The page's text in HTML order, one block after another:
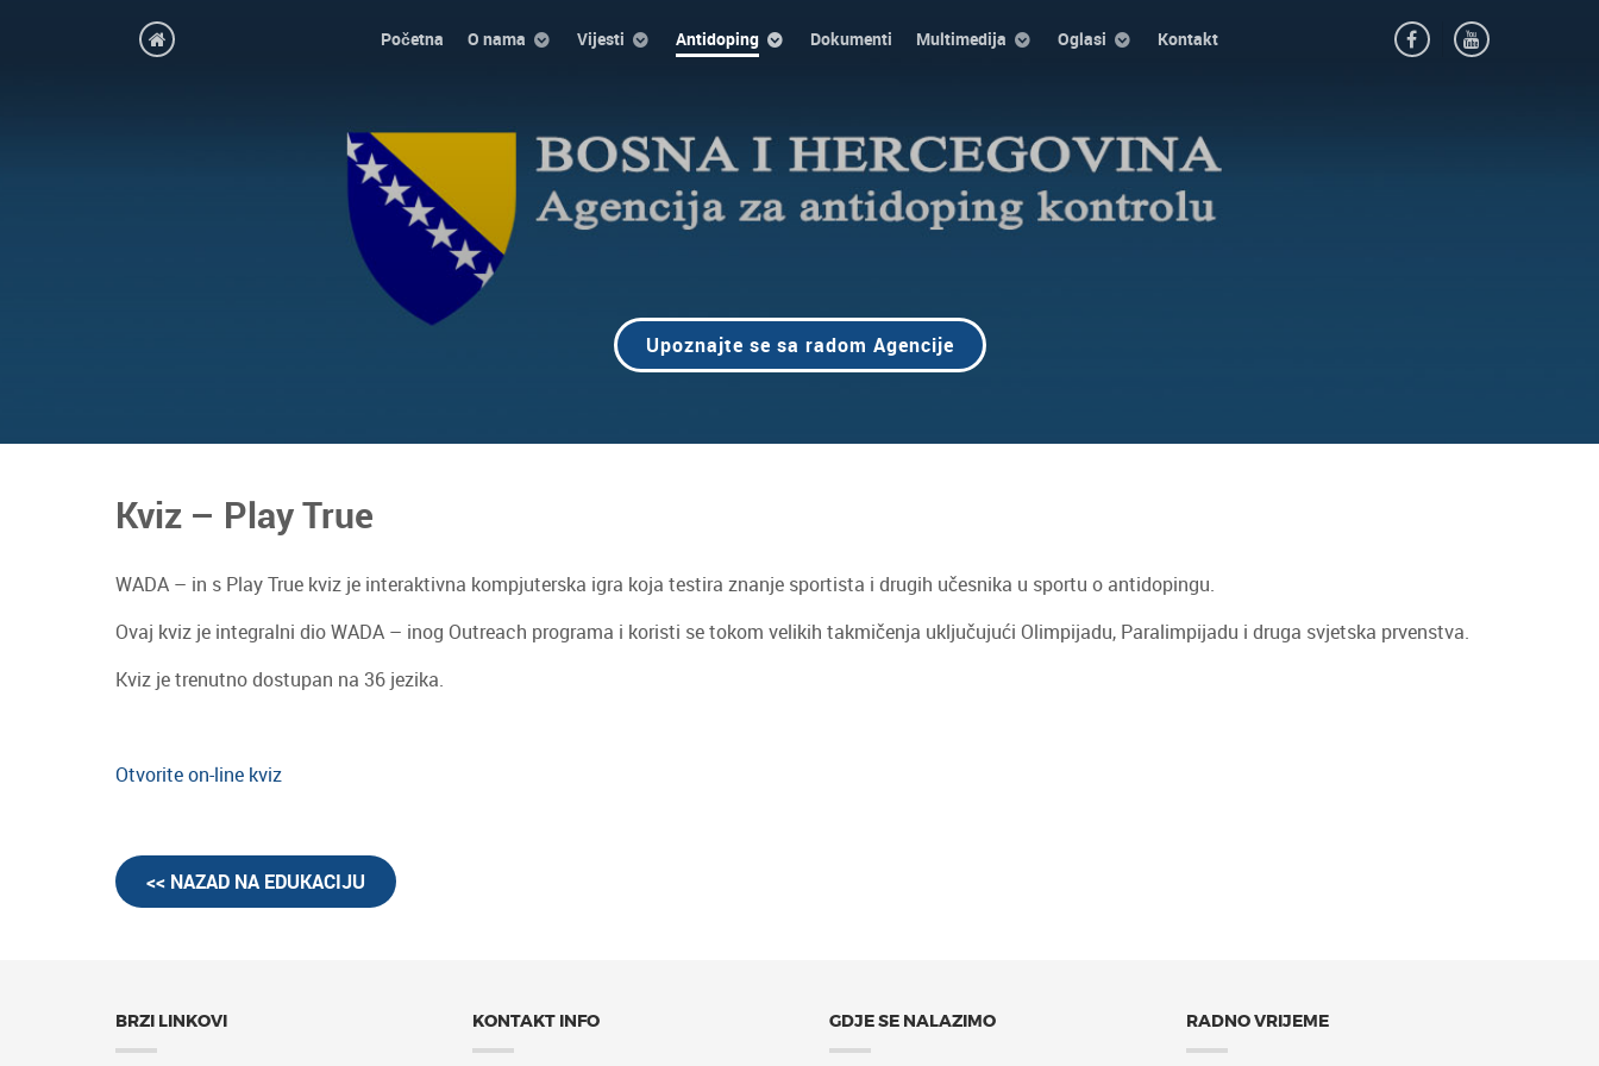
Početna O nama Vijesti Antidoping Dokumenti Multimedija Oglasi Kontakt
Upoznajte se sa radom Agencije
Kviz – Play True
WADA – in s Play True kviz je interaktivna kompjuterska igra koja testira znanje sportista i drugih učesnika u sportu o antidopingu.
Ovaj kviz je integralni dio WADA – inog Outreach programa i koristi se tokom velikih takmičenja uključujući Olimpijadu, Paralimpijadu i druga svjetska prvenstva.
Kviz je trenutno dostupan na 36 jezika.
Otvorite on-line kviz
<< NAZAD NA EDUKACIJU
BRZI LINKOVI KONTAKT INFO GDJE SE NALAZIMO RADNO VRIJEME